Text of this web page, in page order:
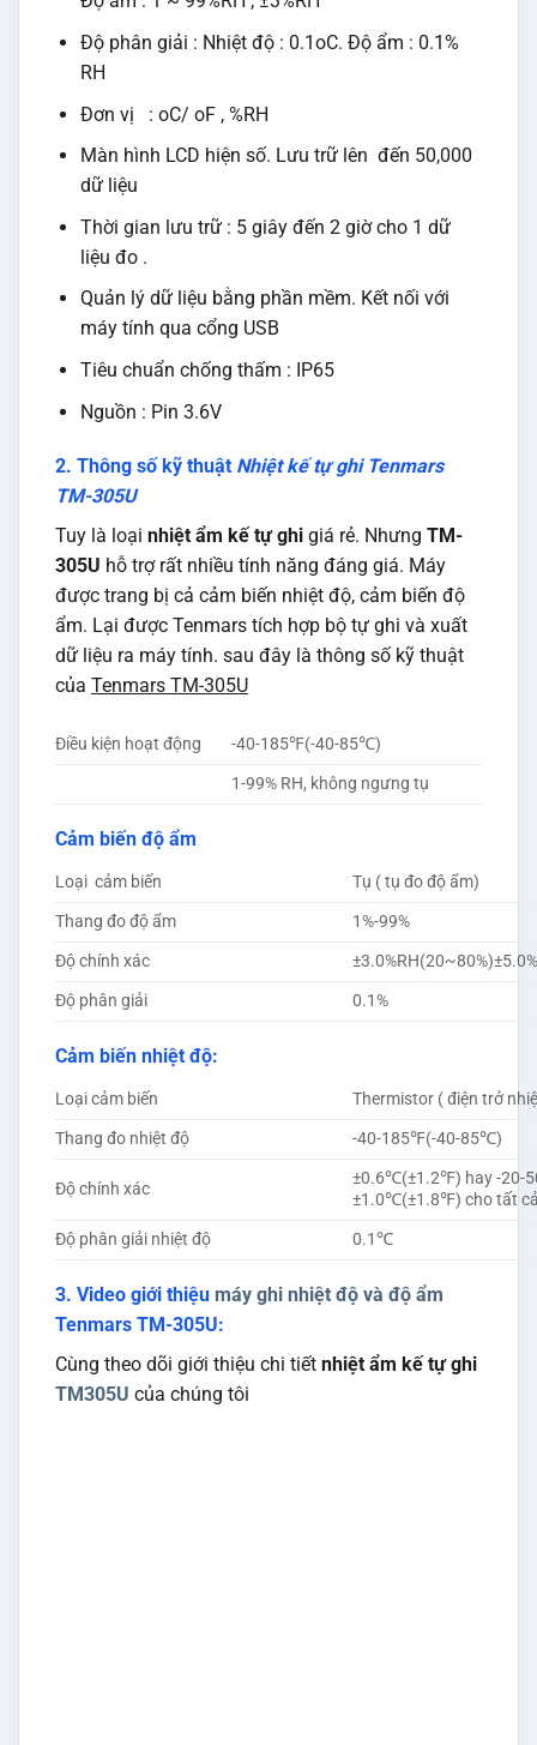
Độ phân giải : Nhiệt độ : 0.1oC. Độ ẩm : 0.1%
RH
Đơn vị : oC/ oF , %RH
Màn hình LCD hiện số. Lưu trữ lên đến 50,000
dữ liệu
Thời gian lưu trữ : 5 giây đến 2 giờ cho 1 dữ
liệu đo .
Quản lý dữ liệu bằng phần mềm. Kết nối với
máy tính qua cổng USB
Tiêu chuẩn chống thấm : IP65
Nguồn : Pin 3.6V
2. Thông số kỹ thuật Nhiệt kế tự ghi Tenmars
TM-305U
Tuy là loại nhiệt ẩm kế tự ghi giá rẻ. Nhưng TM-
305U hỗ trợ rất nhiều tính năng đáng giá. Máy
được trang bị cả cảm biến nhiệt độ, cảm biến độ
ẩm. Lại được Tenmars tích hợp bộ tự ghi và xuất
dữ liệu ra máy tính. sau đây là thông số kỹ thuật
của Tenmars TM-305U
Điều kiện hoạt động
-40-185℉(-40-85℃)
1-99% RH, không ngưng tụ
Cảm biến độ ẩm
Loại cảm biến
Tụ ( tụ đo độ ẩm)
Thang đo độ ẩm
1%-99%
Độ chính xác
Độ phân giải
0.1%
Cảm biến nhiệt độ:
Loại cảm biến
Thermistor ( điện trở
Thang đo nhiệt độ
-40-185℉(-40-85℃)
Độ chính xác
±0.6℃(±1.2℉) hay -20-
±1.0℃(±1.8℉) cho tất
Độ phân giải nhiệt độ
0.1℃
3. Video giới thiệu máy ghi nhiệt độ và độ ẩm
Tenmars TM-305U:
Cùng theo dõi giới thiệu chi tiết nhiệt ẩm kế tự ghi
TM305U của chúng tôi